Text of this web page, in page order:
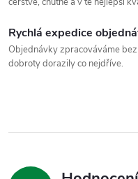
Rychlá expedice
Objednávky zpracováváme
dobroty dorazily co nejdříve.